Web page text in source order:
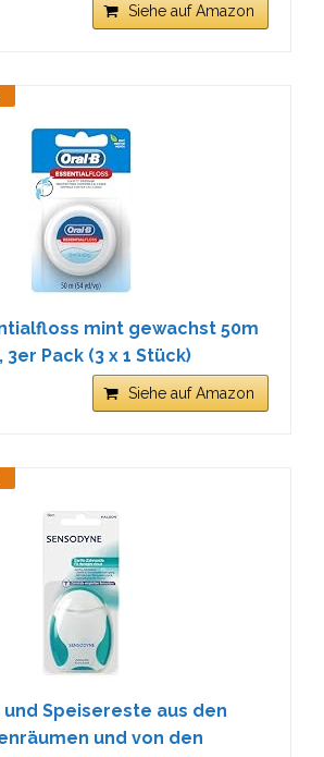
Siehe auf Amazon
mint gewachst 50m
Pack (3 x 1 Stück)
Siehe auf Amazon
und Speisereste aus den
und von den